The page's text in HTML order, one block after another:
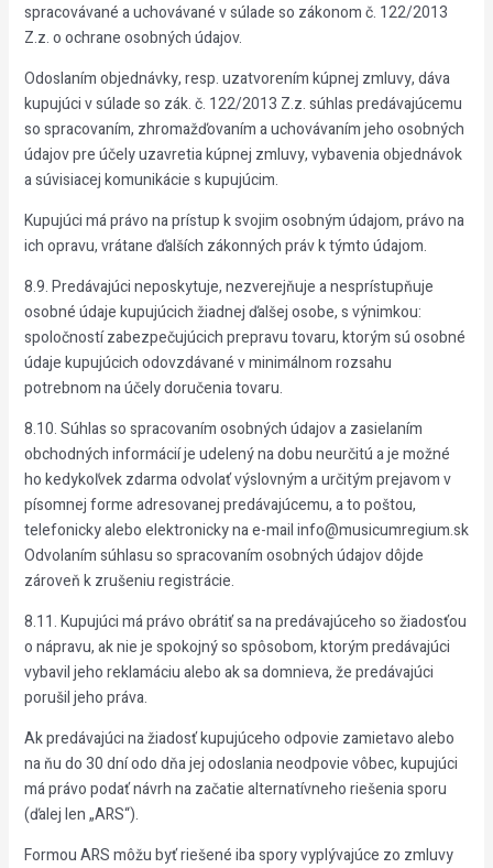
spracovávané a uchovávané v súlade so zákonom č. 122/2013
Z.z. o ochrane osobných údajov.
Odoslaním objednávky, resp. uzatvorením kúpnej zmluvy, dáva
kupujúci v súlade so zák. č. 122/2013 Z.z. súhlas predávajúcemu
so spracovaním, zhromažďovaním a uchovávaním jeho osobných
údajov pre účely uzavretia kúpnej zmluvy, vybavenia objednávok
a súvisiacej komunikácie s kupujúcim.
Kupujúci má právo na prístup k svojim osobným údajom, právo na
ich opravu, vrátane ďalších zákonných práv k týmto údajom.
8.9. Predávajúci neposkytuje, nezverejňuje a nesprístupňuje
osobné údaje kupujúcich žiadnej ďalšej osobe, s výnimkou:
spoločností zabezpečujúcich prepravu tovaru, ktorým sú osobné
údaje kupujúcich odovzdávané v minimálnom rozsahu
potrebnom na účely doručenia tovaru.
8.10. Súhlas so spracovaním osobných údajov a zasielaním
obchodných informácií je udelený na dobu neurčitú a je možné
ho kedykoľvek zdarma odvolať výslovným a určitým prejavom v
písomnej forme adresovanej predávajúcemu, a to poštou,
telefonicky alebo elektronicky na e-mail info@musicumregium.sk
Odvolaním súhlasu so spracovaním osobných údajov dôjde
zároveň k zrušeniu registrácie.
8.11. Kupujúci má právo obrátiť sa na predávajúceho so žiadosťou
o nápravu, ak nie je spokojný so spôsobom, ktorým predávajúci
vybavil jeho reklamáciu alebo ak sa domnieva, že predávajúci
porušil jeho práva.
Ak predávajúci na žiadosť kupujúceho odpovie zamietavo alebo
na ňu do 30 dní odo dňa jej odoslania neodpovie vôbec, kupujúci
má právo podať návrh na začatie alternatívneho riešenia sporu
(ďalej len „ARS“).
Formou ARS môžu byť riešené iba spory vyplývajúce zo zmluvy